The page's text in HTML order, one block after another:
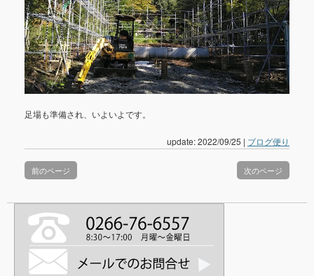
足場も準備され、いよいよです。
update: 2022/09/25 | ブログ便り
前のページ 次のページ